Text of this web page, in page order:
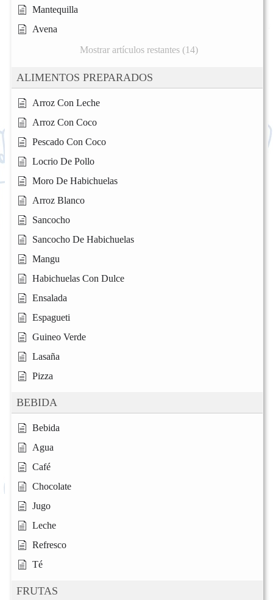
Mantequilla
Avena
Mostrar artículos restantes (14)
ALIMENTOS PREPARADOS
Arroz Con Leche
Arroz Con Coco
Pescado Con Coco
Locrio De Pollo
Moro De Habichuelas
Arroz Blanco
Sancocho
Sancocho De Habichuelas
Mangu
Habichuelas Con Dulce
Ensalada
Espagueti
Guineo Verde
Lasaña
Pizza
BEBIDA
Bebida
Agua
Café
Chocolate
Jugo
Leche
Refresco
Té
FRUTAS